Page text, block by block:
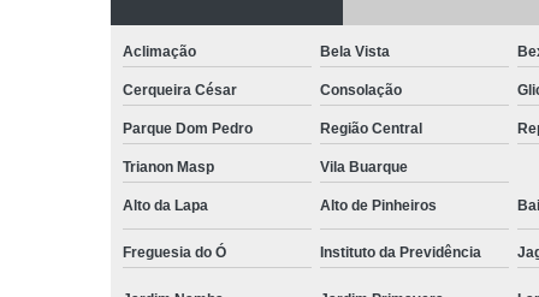
Aclimação Bela Vista
Cerqueira César Consolação
Parque Dom Pedro Região Central
Trianon Masp Vila Buarque
Alto da Lapa Alto de Pinheiros
Freguesia do Ó Instituto da Previdência